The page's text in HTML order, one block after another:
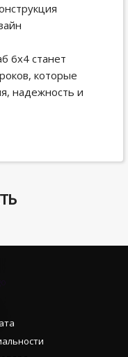
6х4 станет
которые
надежность и